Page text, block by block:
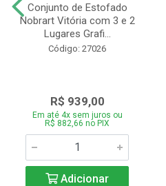
Conjunto de Estofado
Nobrart Vitória com 3 e 2
Lugares Grafi...
Código: 27026
R$ 939,00
Em até 4x sem juros ou
R$ 882,66 no PIX
Adicionar